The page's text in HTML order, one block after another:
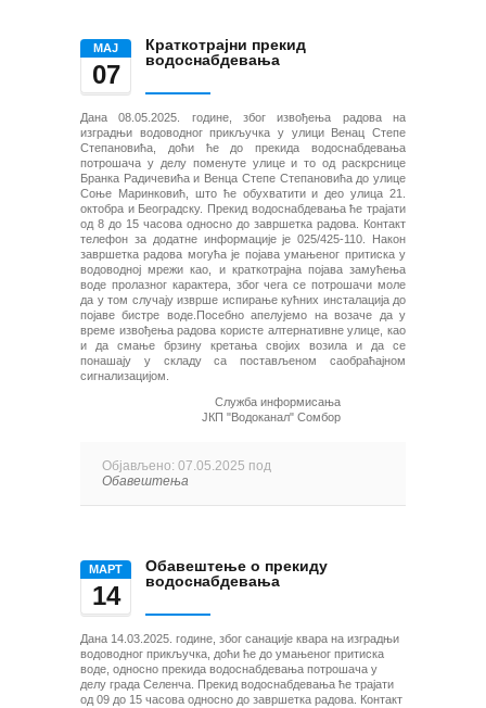
МАЈ
07
Краткотрајни прекид
водоснабдевања
Дана 08.05.2025. године, због извођења радова на
изградњи водоводног прикључка у улици Венац Степе
Степановића, доћи ће до прекида водоснабдевања
потрошача у делу поменуте улице и то од раскрснице
Бранка Радичевића и Венца Степе Степановића до улице
Соње Маринковић, што ће обухватити и део улица 21.
октобра и Београдску. Прекид водоснабдевања ће трајати
од 8 до 15 часова односно до завршетка радова. Контакт
телефон за додатне информације је 025/425-110. Након
завршетка радова могућа је појава умањеног притиска у
водоводној мрежи као, и краткотрајна појава замућења
воде пролазног карактера, због чега се потрошачи моле
да у том случају изврше испирање кућних инсталација до
појаве бистре воде.Посебно апелујемо на возаче да у
време извођења радова користе алтернативне улице, као
и да смање брзину кретања својих возила и да се
понашају у складу са постављеном саобраћајном
сигнализацијом.
Служба информисања
ЈКП "Водоканал" Сомбор
Објављено: 07.05.2025 под
Обавештења
МАРТ
14
Обавештење о прекиду
водоснабдевања
Дана 14.03.2025. године, због санације квара на изградњи
водоводног прикључка, доћи ће до умањеног притиска
воде, односно прекида водоснабдевања потрошача у
делу града Селенча. Прекид водоснабдевања ће трајати
од 09 до 15 часова односно до завршетка радова. Контакт